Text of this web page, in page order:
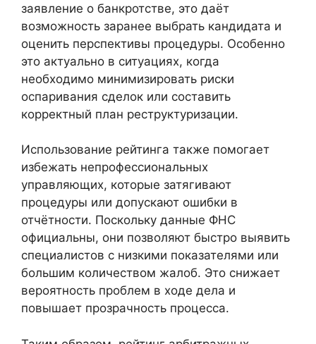
заявление о банкротстве, это даёт
возможность заранее выбрать кандидата и
оценить перспективы процедуры. Особенно
это актуально в ситуациях, когда
необходимо минимизировать риски
оспаривания сделок или составить
корректный план реструктуризации.
Использование рейтинга также помогает
избежать непрофессиональных
управляющих, которые затягивают
процедуры или допускают ошибки в
отчётности. Поскольку данные ФНС
официальны, они позволяют быстро выявить
специалистов с низкими показателями или
большим количеством жалоб. Это снижает
вероятность проблем в ходе дела и
повышает прозрачность процесса.